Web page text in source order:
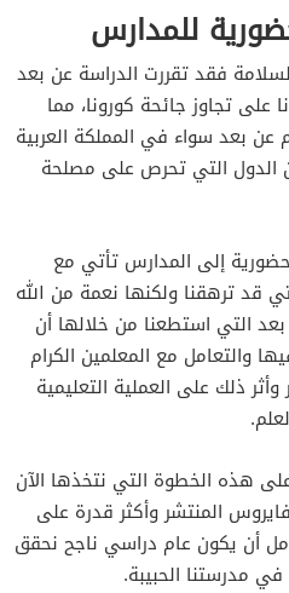
للمدارس
فقد تقررت الدراسة عن بعد
على تجاوز جائحة كورونا، مما
بعد سواء في المملكة العربية
الدول التي تحرص على مصلحة
إلى المدارس تأتي مع
قد ترهقنا ولكنها نعمة من الله
التي استطعنا من خلالها أن
والتعامل مع المعلمين الكرام
ذلك على العملية التعليمية
هذه الخطوة التي نتخذها الآن
المنتشر وأكثر قدرة على
أن يكون عام دراسي ناجح نحقق
في مدرستنا الحبيبة.